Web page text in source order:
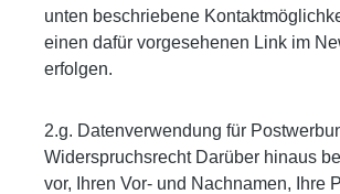
unten beschriebene
einen dafür vorgesehenen Link im
erfolgen.
2.g. Datenverwendung für
Widerspruchsrecht Darüber hinaus
vor, Ihren Vor- und Nachnamen, Ihre